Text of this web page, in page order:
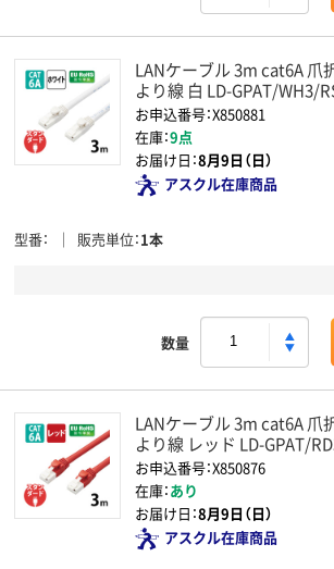
LANケーブル 3m cat6A 爪
より線 白 LD-GPAT/WH3/
お申込番号：X850881
在庫：9点
お届け日：8月9日（日）
アスクル在庫商品
型番 販売単位 1本
数量
LANケーブル 3m cat6A 爪
より線 レッド LD-GPAT/
お申込番号：X850876
在庫：あり
お届け日：8月9日（日）
アスクル在庫商品